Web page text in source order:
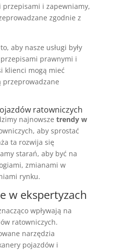
przepisami i zapewniamy,
zgodnie z
aby nasze usługi były
prawnymi i
klienci mogą mieć
przeprowadzane
ratowniczych
najnowsze trendy w
aby sprostać
ta rozwija się
starań, aby być na
zmianami w
rynku.
w ekspertyzach
wpływają na
ratowniczych.
narzędzia
pojazdów i